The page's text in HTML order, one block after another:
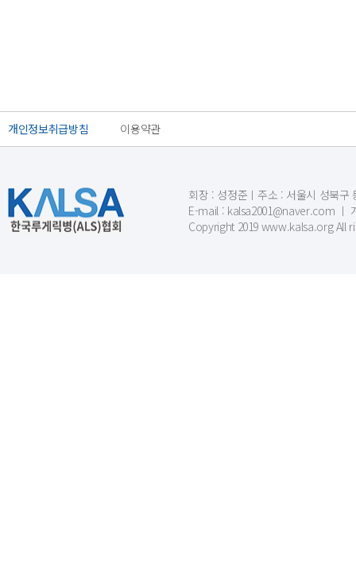
개인정보취급방침 이용약관
회장 : 성정준ㅣ주소 : 서울시 성북구
E-mail : kalsa2001@naver.com ㅣ
Copyright 2019 www.kalsa.org All